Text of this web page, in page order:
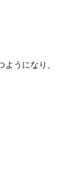
うになり、